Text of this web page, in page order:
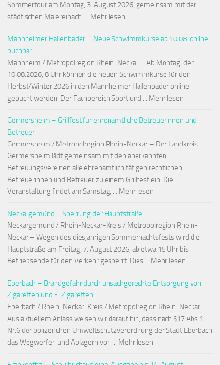
Sommertour am Montag, 3. August 2026, gemeinsam mit der
städtischen Malereinach. ... Mehr lesen
Mannheimer Hallenbäder – Neue Schwimmkurse ab 10.08. online
buchbar
Mannheim / Metropolregion Rhein-Neckar – Ab Montag, den
10.08.2026, 8 Uhr können die neuen Schwimmkurse für den
Herbst/Winter 2026 in den Mannheimer Hallenbäder online
gebucht werden. Der Fachbereich Sport und ... Mehr lesen
Germersheim – Grillfest für ehrenamtliche Betreuerinnen und
Betreuer
Germersheim / Metropolregion Rhein-Neckar – Der Landkreis
Germersheim lädt gemeinsam mit den anerkannten
Betreuungsvereinen alle ehrenamtlich tätigen rechtlichen
Betreuerinnen und Betreuer zu einem Grillfest ein. Die
Veranstaltung findet am Samstag, ... Mehr lesen
Neckargemünd – Sperrung der Hauptstraße
Neckargemünd / Rhein-Neckar-Kreis / Metropolregion Rhein-
Neckar – Wegen des diesjährigen Sommernachtsfests wird die
Hauptstraße am Freitag, 7. August 2026, ab etwa 15 Uhr bis
Betriebsende für den Verkehr gesperrt. Dies ... Mehr lesen
Eberbach – Brandgefahr durch unsachgerechte Entsorgung von
Zigaretten und E-Zigaretten
Eberbach / Rhein-Neckar-Kreis / Metropolregion Rhein-Neckar –
Aus aktuellem Anlass weisen wir darauf hin, dass nach §17 Abs.1
Nr.6 der polizeilichen Umweltschutzverordnung der Stadt Eberbach
das Wegwerfen und Ablagern von ... Mehr lesen